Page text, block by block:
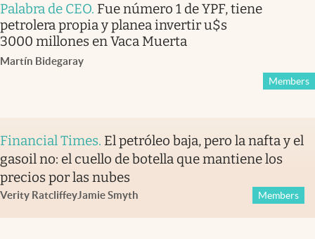
Palabra de CEO. Fue número 1 de YPF, tiene
petrolera propia y planea invertir u$s
3000 millones en Vaca Muerta
Martín Bidegaray
Members
Financial Times. El petróleo baja, pero la nafta y el
gasoil no: el cuello de botella que mantiene los
precios por las nubes
Verity RatcliffeyJamie Smyth Members